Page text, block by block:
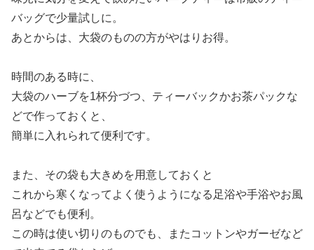
バッグで少量試しに。
あとからは、大袋のものの方がやはりお得。
時間のある時に、
大袋のハーブを1杯分づつ、ティーバックかお茶パックな
どで作っておくと、
簡単に入れられて便利です。
また、その袋も大きめを用意しておくと
これから寒くなってよく使うようになる足浴や手浴やお風
呂などでも便利。
この時は使い切りのものでも、またコットンやガーゼなど